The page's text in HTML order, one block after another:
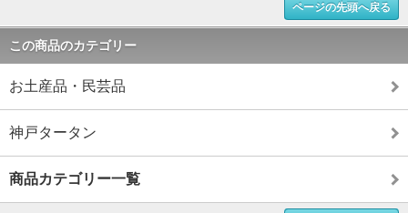
ページの先頭へ戻る
この商品のカテゴリー
お土産品・民芸品
神戸タータン
商品カテゴリー一覧